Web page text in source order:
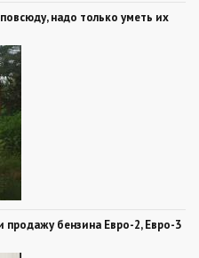
надо только уметь их
продажу бензина Евро-2, Евро-3